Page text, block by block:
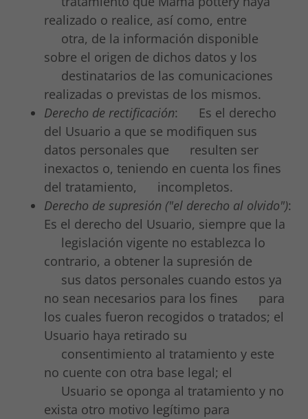
realizado o realice, así como, entre
otra, de la información disponible
sobre el origen de dichos datos y los
destinatarios de las comunicaciones
realizadas o previstas de los mismos.
Derecho de rectificación: Es el derecho
del Usuario a que se modifiquen sus
datos personales que resulten ser
inexactos o, teniendo en cuenta los fines
del tratamiento, incompletos.
Derecho de supresión ("el derecho al olvido"):
Es el derecho del Usuario, siempre que la
legislación vigente no establezca lo
contrario, a obtener la supresión de
sus datos personales cuando estos ya
no sean necesarios para los fines para
los cuales fueron recogidos o tratados; el
Usuario haya retirado su
consentimiento al tratamiento y este
no cuente con otra base legal; el
Usuario se oponga al tratamiento y no
exista otro motivo legítimo para